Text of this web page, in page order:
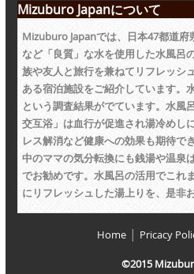
Mizuburo Japanについて
Mizuburo Japanでは、日本47都道
など「良質」な水を使用した水風呂
族や友人と旅行を兼ねてリフレッシ
ある宿泊施設をご紹介しています。
という調査結果がでています。水風
交互浴」は血行が促進され湯冷めし
レス解消など健康への効果も期待で
中のママの気分転換にも銭湯や温泉
でお勧めです。水風呂の活用でこれ
にリフレッシュした湯上りを、是非
Home| Pricacy
©2015